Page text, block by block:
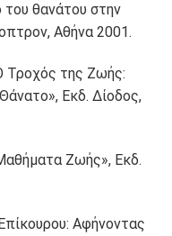
του θανάτου στην
Αθήνα 2001.
Τροχός της Ζωής:
Εκδ. Δίοδος,
Ζωής», Εκδ.
Αφήνοντας